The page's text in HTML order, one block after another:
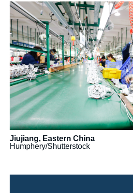
Image
principale
médiatique
Jiujiang, Eastern China
Humphery/Shutterstock